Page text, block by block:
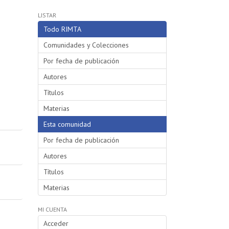
LISTAR
Todo RIMTA
Comunidades y Colecciones
Por fecha de publicación
Autores
Títulos
Materias
Esta comunidad
Por fecha de publicación
Autores
Títulos
Materias
MI CUENTA
Acceder